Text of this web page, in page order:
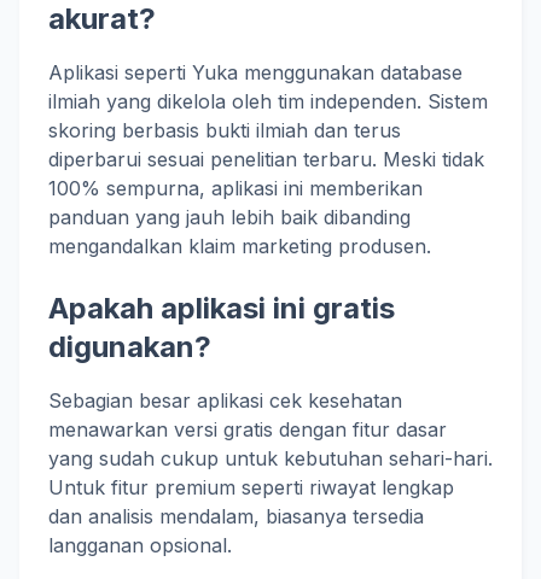
akurat?
Aplikasi seperti Yuka menggunakan database
ilmiah yang dikelola oleh tim independen. Sistem
skoring berbasis bukti ilmiah dan terus
diperbarui sesuai penelitian terbaru. Meski tidak
100% sempurna, aplikasi ini memberikan
panduan yang jauh lebih baik dibanding
mengandalkan klaim marketing produsen.
Apakah aplikasi ini gratis
digunakan?
Sebagian besar aplikasi cek kesehatan
menawarkan versi gratis dengan fitur dasar
yang sudah cukup untuk kebutuhan sehari-hari.
Untuk fitur premium seperti riwayat lengkap
dan analisis mendalam, biasanya tersedia
langganan opsional.